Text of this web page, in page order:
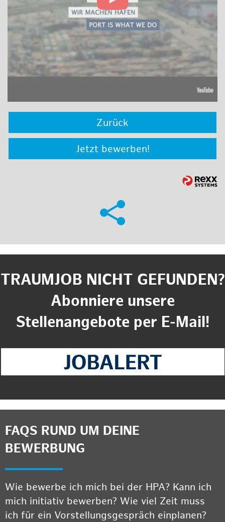
Zurück
Jetzt bewerben!
TRAUMJOB NICHT GEFUNDEN?
Abonniere unsere
Stellenangebote per E-Mail!
FAQS RUND UM DEINE
BEWERBUNG
Wie bewerbe ich mich bei der HPA? Kann ich
mich initiativ bewerben? Wie viel Zeit muss
ich für ein Vorstellungsgespräch einplanen?